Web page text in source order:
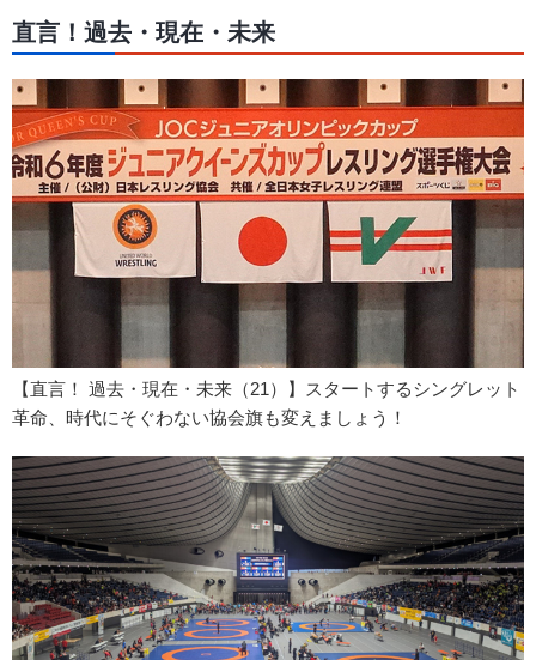
直言！過去・現在・未来
【直言！ 過去・現在・未来（21）】スタートするシングレット
革命、時代にそぐわない協会旗も変えましょう！